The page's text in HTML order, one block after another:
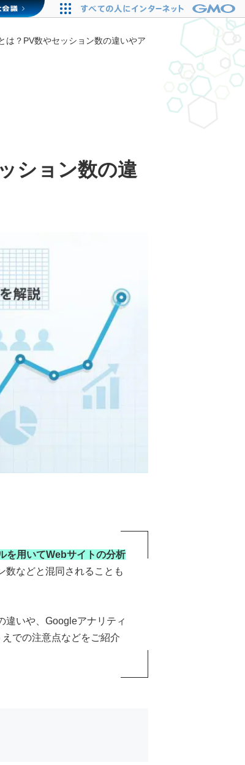
は？PV数やセッション数の違いやア
ション数の違
を用いてWebサイトの分析
数などと混同されることも
違いや、Googleアナリティ
での注意点などをご紹介